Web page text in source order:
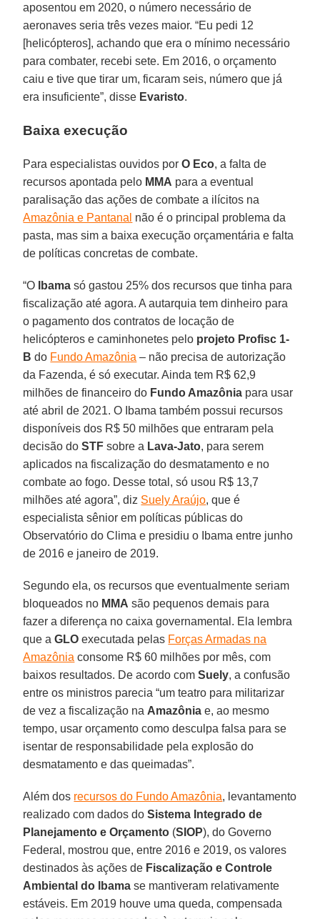
aposentou em 2020, o número necessário de
aeronaves seria três vezes maior. “Eu pedi 12
[helicópteros], achando que era o mínimo necessário
para combater, recebi sete. Em 2016, o orçamento
caiu e tive que tirar um, ficaram seis, número que já
era insuficiente”, disse Evaristo.
Baixa execução
Para especialistas ouvidos porO Eco, a falta de
recursos apontada pelo MMA para a eventual
paralisação das ações de combate a ilícitos na
Amazônia e Pantanal não é o principal problema da
pasta, mas sim a baixa execução orçamentária e falta
de políticas concretas de combate.
“O Ibama só gastou 25% dos recursos que tinha para
fiscalização até agora. A autarquia tem dinheiro para
o pagamento dos contratos de locação de
helicópteros e caminhonetes pelo projeto Profisc 1-
B do Fundo Amazônia – não precisa de autorização
da Fazenda, é só executar. Ainda tem R$ 62,9
milhões de financeiro do Fundo Amazônia para usar
até abril de 2021. O Ibama também possui recursos
disponíveis dos R$ 50 milhões que entraram pela
decisão doSTF sobre a Lava-Jato, para serem
aplicados na fiscalização do desmatamento e no
combate ao fogo. Desse total, só usou R$ 13,7
milhões até agora”, diz Suely Araújo, que é
especialista sênior em políticas públicas do
Observatório do Clima e presidiu o Ibama entre junho
de 2016 e janeiro de 2019.
Segundo ela, os recursos que eventualmente seriam
bloqueados no MMA são pequenos demais para
fazer a diferença no caixa governamental. Ela lembra
que aGLO executada pelas Forças Armadas na
Amazônia consome R$ 60 milhões por mês, com
baixos resultados. De acordo comSuely, a confusão
entre os ministros parecia “um teatro para militarizar
de vez a fiscalização na Amazônia e, ao mesmo
tempo, usar orçamento como desculpa falsa para se
isentar de responsabilidade pela explosão do
desmatamento e das queimadas”.
Além dos recursos do Fundo Amazônia, levantamento
realizado com dados doSistema Integrado de
Planejamento e Orçamento (SIOP), do Governo
Federal, mostrou que, entre 2016 e 2019, os valores
destinados às ações de Fiscalização e Controle
Ambiental do Ibama se mantiveram relativamente
estáveis. Em 2019 houve uma queda, compensada